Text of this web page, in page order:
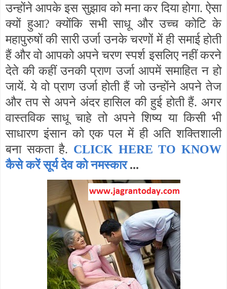
उन्होंने आपके इस सुझाव को मना कर दिया होगा. ऐसा
क्यों हुआ?क्योंकि सभी साधू और उच्च कोटि के
महापुरुषों की सारी उर्जा उनके चरणों में ही समाई होती
हैं और वो आपको अपने चरण स्पर्श इसलिए नहीं करने
देते की कहीं उनकी प्राण उर्जा आपमें समाहित न हो
जायें. ये वो प्राण उर्जा होती हैं जो उन्होंने अपने तेज
और तप से अपने अंदर हासिल की हुई होती हैं. अगर
वास्तविक साधू चाहे तो अपने शिष्य या किसी भी
साधारण इंसान को एक पल में ही अति शक्तिशाली
बना सकता है. CLICK HERE TO KNOW
कैसे करें सूर्य देव को नमस्कार...